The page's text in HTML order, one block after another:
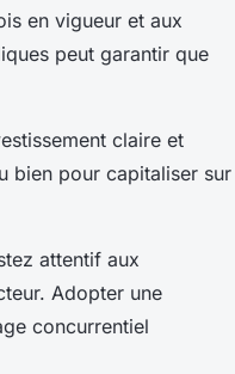
en vigueur et aux
peut garantir que
claire et
bien pour capitaliser sur
attentif aux
Adopter une
concurrentiel